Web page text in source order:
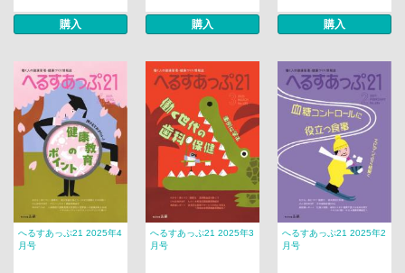
購入 購入 購入
へるすあっぷ21 2025年4
月号
へるすあっぷ21 2025年3
月号
へるすあっぷ21 2025年2
月号